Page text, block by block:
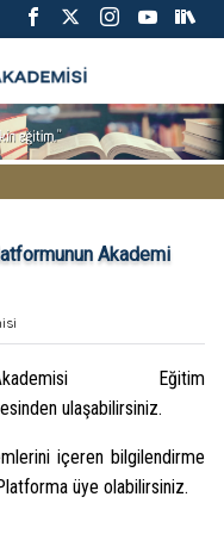
AKADEMİSİ
Akademi
Eğitim
ulaşabilirsiniz.
içeren bilgilendirme
üye olabilirsiniz.